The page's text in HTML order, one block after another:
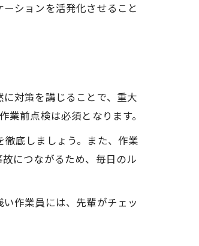
ションを活発化させること
対策を講じることで、重大
前点検は必須となります。
底しましょう。また、作業
につながるため、毎日のル
作業員には、先輩がチェッ